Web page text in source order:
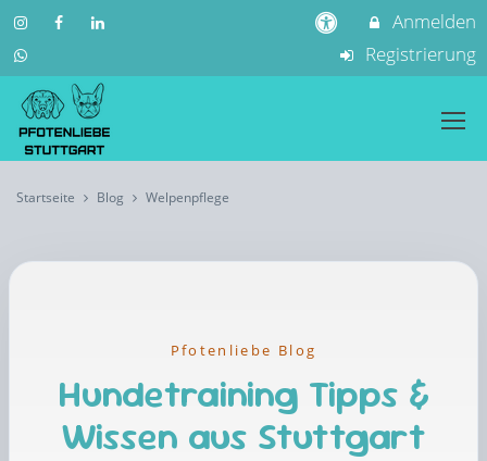
Anmelden
Registrierung
Startseite Blog Welpenpflege
Pfotenliebe Blog
Hundetraining Tipps &
Wissen aus Stuttgart